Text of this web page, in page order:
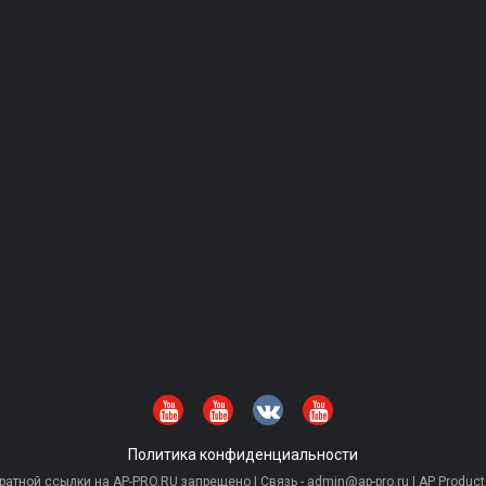
Политика конфиденциальности
ссылки на AP-PRO.RU запрещено | Связь - admin@ap-pro.ru | AP